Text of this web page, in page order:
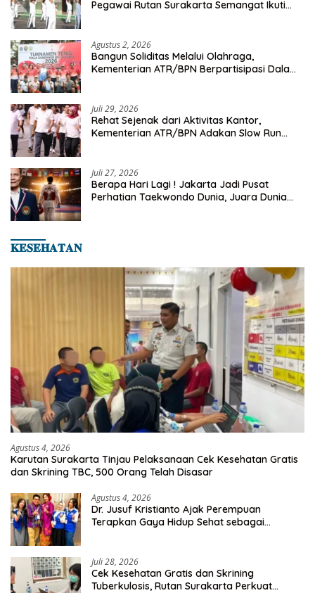
Pegawai Rutan Surakarta Semangat Ikuti
Agustus 2, 2026
Bangun Soliditas Melalui Olahraga,
Kementerian ATR/BPN Berpartisipasi Dalam
Juli 29, 2026
Rehat Sejenak dari Aktivitas Kantor,
Kementerian ATR/BPN Adakan Slow Run
Juli 27, 2026
Berapa Hari Lagi ! Jakarta Jadi Pusat
Perhatian Taekwondo Dunia, Juara Dunia
𝐊𝐄𝐒𝐄𝐇𝐀𝐓𝐀𝐍
Agustus 4, 2026
Karutan Surakarta Tinjau Pelaksanaan Cek Kesehatan Gratis
dan Skrining TBC, 500 Orang Telah Disasar
Agustus 4, 2026
Dr. Jusuf Kristianto Ajak Perempuan
Terapkan Gaya Hidup Sehat sebagai
Juli 28, 2026
Cek Kesehatan Gratis dan Skrining
Tuberkulosis, Rutan Surakarta Perkuat